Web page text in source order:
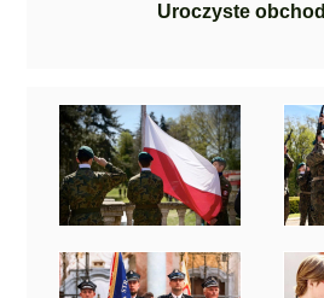
Uroczyste